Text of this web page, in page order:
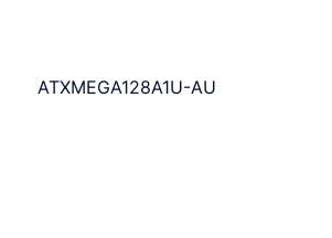
ATXMEGA128A1U-AU